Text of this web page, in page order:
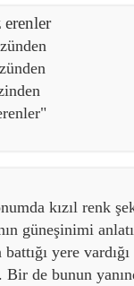
kızıl renk
güneşinimi
yere
Bir de bunun